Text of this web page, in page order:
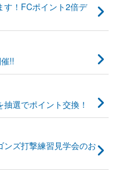
す！FCポイント2倍デ
!!
選でポイント交換！
ンズ打撃練習見学会のお